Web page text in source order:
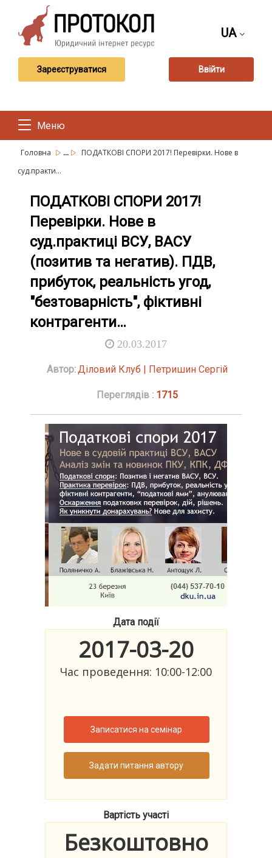
UA
Зареєструватися Ввійти
Меню
Головна ...
ПОДАТКОВІ СПОРИ 2017! Перевірки. Нове в
суд.практи...
ПОДАТКОВІ СПОРИ 2017!
Перевірки. Нове в
суд.практиці ВСУ, ВАСУ
(позитив та негатив). ПДВ,
прибуток, реальність угод,
"безтоварність", фіктивні
контрагенти…
20.03.2017
Автор:Діловий Клуб | Петришин Сергій
Переглядів : 1715
Дата події
2017-03-20
Час проведення: 10:00-12:00
Записатися на семінар
Задати питання автору
Вартість участі
Безкоштовно